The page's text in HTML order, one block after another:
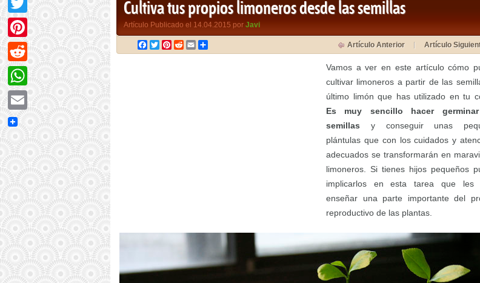
Cultiva tus propios limoneros desde las semillas
Artículo Publicado el 14.04.2015 por Javi
Facebook
TwitterPinterest
RedditEmail Artículo Anterior Artículo
Vamos a ver en este artículo cómo
cultivar limoneros a partir de las
último limón que has utilizado en tu
Es muy sencillo hacer
semillas y conseguir unas
plántulas que con los cuidados y
adecuados se transformarán en
limoneros. Si tienes hijos pequeños
implicarlos en esta tarea que
enseñar una parte importante del
reproductivo de las plantas.
Twitter
Pinterest
Reddit
WhatsApp
Email